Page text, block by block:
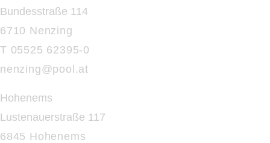
Bundesstraße 114
6710 Nenzing
T 05525 62395-0
nenzing@pool.at
Hohenems
Lustenauerstraße 117
6845 Hohenems